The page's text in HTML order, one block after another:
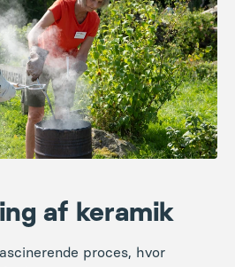
af keramik
proces, hvor